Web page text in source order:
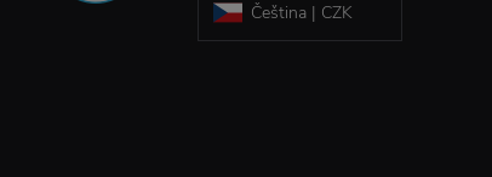
Čeština | CZK